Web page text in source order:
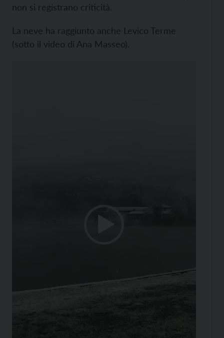
non si registrano criticità.
La neve ha raggiunto anche Levico Terme
(sotto il video di Ana Masseo).